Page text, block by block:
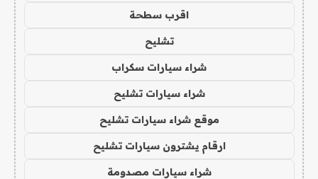
اقرب سطحة
تشليح
شراء سيارات سكراب
شراء سيارات تشليح
موقع شراء سيارات تشليح
ارقام يشترون سيارات تشليح
شراء سيارات مصدومة